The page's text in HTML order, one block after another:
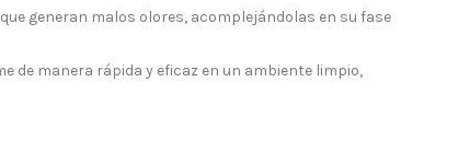
generan malos olores, acomplejándolas en su fase
de manera rápida y eficaz en un ambiente limpio,